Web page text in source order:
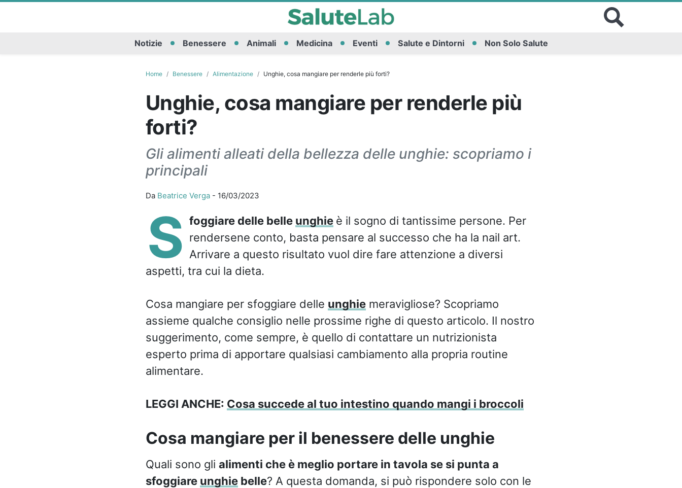
Notizie Benessere Animali Medicina Eventi Salute e Dintorni Non Solo Salute
Home Benessere Alimentazione Unghie, cosa mangiare per renderle più forti?
Unghie, cosa mangiare per renderle più
forti?
Gli alimenti alleati della bellezza delle unghie: scopriamo i
principali
Da Beatrice Verga- 16/03/2023
S foggiare delle belle unghie è il sogno di tantissime persone. Per
rendersene conto, basta pensare al successo che ha la nail art.
Arrivare a questo risultato vuol dire fare attenzione a diversi
aspetti, tra cui la dieta.
Cosa mangiare per sfoggiare delle unghiemeravigliose? Scopriamo
assieme qualche consiglio nelle prossime righe di questo articolo. Il nostro
suggerimento, come sempre, è quello di contattare un nutrizionista
esperto prima di apportare qualsiasi cambiamento alla propria routine
alimentare.
LEGGI ANCHE: Cosa succede al tuo intestino quando mangi i broccoli
Cosa mangiare per il benessere delle unghie
Quali sono gli alimenti che è meglio portare in tavola se si punta a
sfoggiare unghiebelle? A questa domanda, si può rispondere solo con le